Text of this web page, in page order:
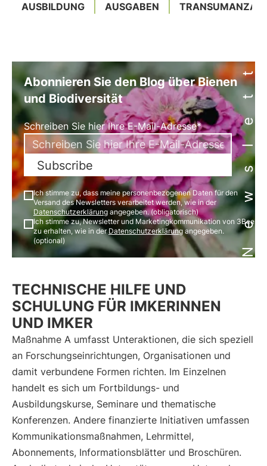
AUSBILDUNG AUSGABEN TRANSUMANZA
Newsletter
Abonnieren Sie den Blog über Bienen
und Biodiversität
Schreiben Sie hier Ihre E-Mail-Adresse*
Subscribe
Ich stimme zu, dass meine personenbezogenen Daten für den
Versand des Newsletters verarbeitet werden, wie in der
Datenschutzerklärung angegeben. (obligatorisch)
Ich stimme zu, Newsletter und Marketingkommunikation von 3Bee
zu erhalten, wie in derDatenschutzerklärungangegeben.
(optional)
TECHNISCHE HILFE UND
SCHULUNG FÜR IMKERINNEN
UND IMKER
Maßnahme A umfasst Unteraktionen, die sich speziell
an Forschungseinrichtungen, Organisationen und
damit verbundene Formen richten. Im Einzelnen
handelt es sich um Fortbildungs- und
Ausbildungskurse, Seminare und thematische
Konferenzen. Andere finanzierte Initiativen umfassen
Kommunikationsmaßnahmen, Lehrmittel,
Abonnements, Informationsblätter und Broschüren.